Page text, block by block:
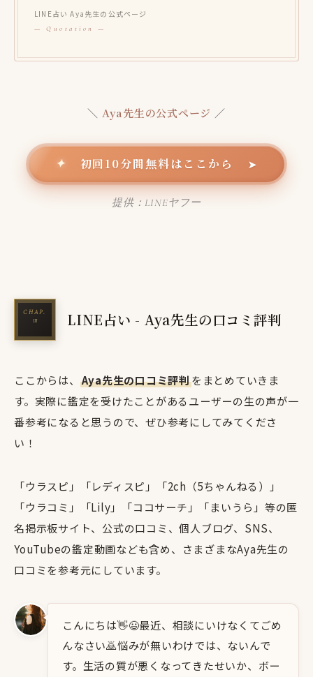
LINE占い Aya先生の公式ページ
＼ Aya先生の公式ページ ／
✦ 初回10分間無料はここから ➤
提供：LINEヤフー
LINE占い - Aya先生の口コミ評判
ここからは、 Aya先生の口コミ評判をまとめていきま
す。実際に鑑定を受けたことがあるユーザーの生の声が一
番参考になると思うので、ぜひ参考にしてみてくださ
い！
「ウラスピ」「レディスピ」「2ch（5ちゃんねる）」
「ウラコミ」「Lily」「ココサーチ」「まいうら」等の匿
名掲示板サイト、公式の口コミ、個人ブログ、SNS、
YouTubeの鑑定動画なども含め、さまざまなAya先生の
口コミを参考元にしています。
こんにちは👋😃最近、相談にいけなくてごめ
んなさい🙇悩みが無いわけでは、ないんで
す。生活の質が悪くなってきたせいか、ボー